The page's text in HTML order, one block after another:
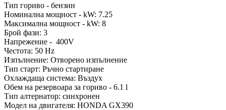
Тип гориво - бензин
Номинална мощност - kW: 7.25
Максимална мощност - kW: 8
Брой фази: 3
Напрежение - 400V
Честота: 50 Hz
Изпълнение: Отворено изпълнение
Тип старт: Ръчно стартиране
Охлаждаща система: Въздух
Обем на резервоара за гориво - 6.1 l
Тип алтернатор: синхронен
Модел на двигателя: HONDA GX390